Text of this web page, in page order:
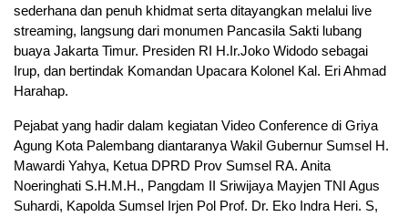
sederhana dan penuh khidmat serta ditayangkan melalui live
streaming, langsung dari monumen Pancasila Sakti lubang
buaya Jakarta Timur. Presiden RI H.Ir.Joko Widodo sebagai
Irup, dan bertindak Komandan Upacara Kolonel Kal. Eri Ahmad
Harahap.
Pejabat yang hadir dalam kegiatan Video Conference di Griya
Agung Kota Palembang diantaranya Wakil Gubernur Sumsel H.
Mawardi Yahya, Ketua DPRD Prov Sumsel RA. Anita
Noeringhati S.H.M.H., Pangdam II Sriwijaya Mayjen TNI Agus
Suhardi, Kapolda Sumsel Irjen Pol Prof. Dr. Eko Indra Heri. S,